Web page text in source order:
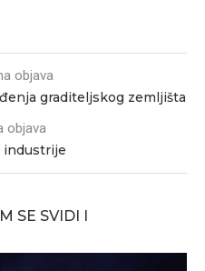
objava
graditeljskog zemljišta
objava
industrije
SE SVIDI I